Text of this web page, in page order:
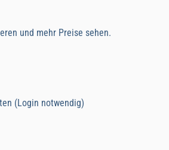
und mehr Preise sehen.
(Login notwendig)